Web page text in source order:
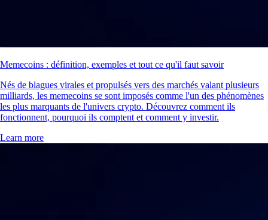
Memecoins : définition, exemples et tout ce qu'il faut savoir
Nés de blagues virales et propulsés vers des marchés valant plusieurs
milliards, les memecoins se sont imposés comme l'un des phénomènes
les plus marquants de l'univers crypto. Découvrez comment ils
fonctionnent, pourquoi ils comptent et comment y investir.
Learn more